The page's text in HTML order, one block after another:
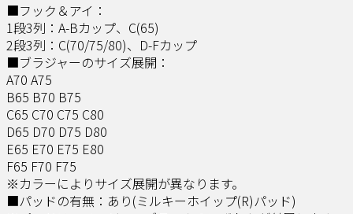
■フック＆アイ：
1段3列：A-Bカップ、C(65)
2段3列：C(70/75/80)、D-Fカップ
■ブラジャーのサイズ展開：
A70 A75
B65 B70 B75
C65 C70 C75 C80
D65 D70 D75 D80
E65 E70 E75 E80
F65 F70 F75
※カラーによりサイズ展開が異なります。
■パッドの有無：あり(ミルキーホイップ(R)パッド)